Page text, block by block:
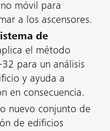
móvil para
a los ascensores.
de
el método
para un análisis
y ayuda a
en consecuencia.
nuevo conjunto de
de edificios